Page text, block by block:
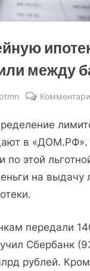
между
в «ДОМ.РФ».
по этой
на выдачу
передали
Сбербанк
рублей.